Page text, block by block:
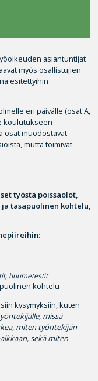
asiantuntijat
myös osallistujien
esitettyihin
eri päivälle (osat A,
koulutukseen
osat muodostavat
mutta toimivat
työstä poissaolot,
tasapuolinen kohtelu,
huumetestit
kohtelu
kysymyksiin, kuten
missä
miten työntekijän
sekä miten